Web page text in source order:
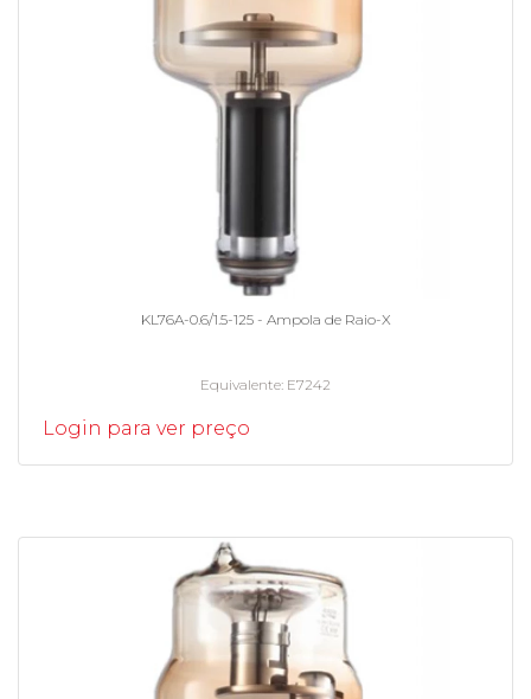
KL76A-0.6/1.5-125 - Ampola de Raio-X
Equivalente E7242
Login para ver preço